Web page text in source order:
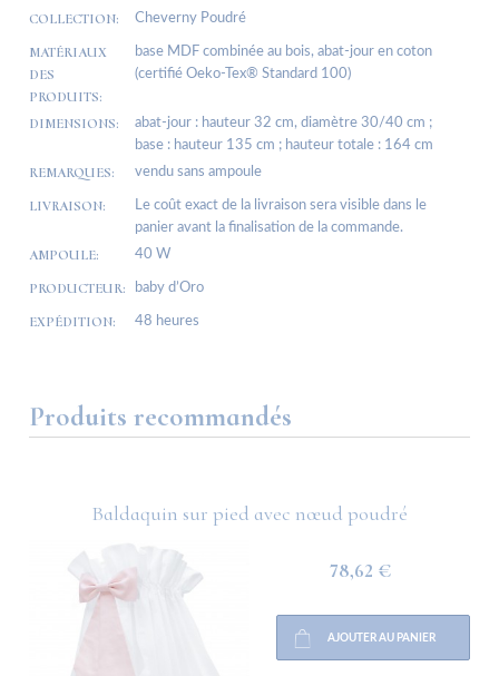
COLLECTION: Cheverny Poudré
MATÉRIAUX
DES
PRODUITS:
base MDF combinée au bois, abat-jour en coton
(certifié Oeko-Tex® Standard 100)
DIMENSIONS:
abat-jour : hauteur 32 cm, diamètre 30/40 cm ;
base : hauteur 135 cm ; hauteur totale : 164 cm
REMARQUES: vendu sans ampoule
LIVRAISON:
Le coût exact de la livraison sera visible dans le
panier avant la finalisation de la commande.
AMPOULE: 40 W
PRODUCTEUR: baby d’Oro
EXPÉDITION: 48 heures
Produits recommandés
Baldaquin sur pied avec nœud poudré
78,62 €
AJOUTER AU PANIER